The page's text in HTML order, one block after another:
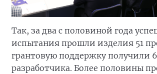
Так, за два с половиной года
испытания прошли изделия 51
грантовую поддержку получили
разработчика. Более половины